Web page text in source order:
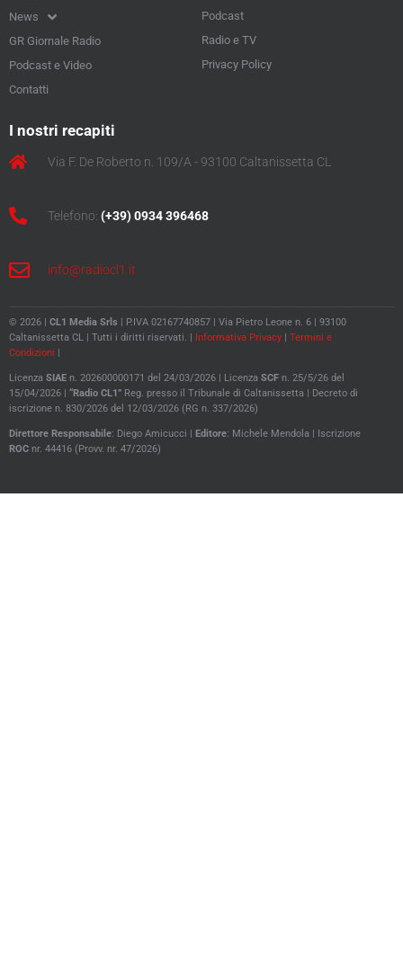
News
GR Giornale Radio
Podcast e Video
Contatti
Podcast
Radio e TV
Privacy Policy
I nostri recapiti
Via F. De Roberto n. 109/A - 93100 Caltanissetta CL
Telefono: (+39) 0934 396468
info@radiocl1.it
© 2026 | CL1 Media Srls | P.IVA 02167740857 | Via Pietro Leone n. 6 | 93100
Caltanissetta CL | Tutti i diritti riservati. | Informativa Privacy | Termini e
Condizioni |
Licenza SIAE n. 202600000171 del 24/03/2026 | Licenza SCF n. 25/5/26 del
15/04/2026 | “Radio CL1” Reg. presso il Tribunale di Caltanissetta | Decreto di
iscrizione n. 830/2026 del 12/03/2026 (RG n. 337/2026)
Direttore Responsabile: Diego Amicucci | Editore: Michele Mendola | Iscrizione
ROC nr. 44416 (Provv. nr. 47/2026)